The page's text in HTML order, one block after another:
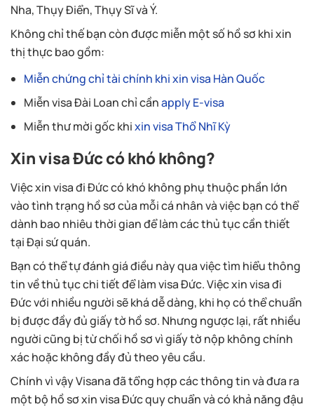
Nha, Thụy Điển, Thụy Sĩ và Ý.
Không chỉ thế bạn còn được miễn một số hồ sơ khi xin
thị thực bao gồm:
Miễn chứng chỉ tài chính khi xin visa Hàn Quốc
Miễn visa Đài Loan chỉ cầnapply E-visa
Miễn thư mời gốc khixin visa Thổ Nhĩ Kỳ
Xin visa Đức có khó không?
Việc xin visa đi Đức có khó không phụ thuộc phần lớn
vào tình trạng hồ sơ của mỗi cá nhân và việc bạn có thể
dành bao nhiêu thời gian để làm các thủ tục cần thiết
tại Đại sứ quán.
Bạn có thể tự đánh giá điều này qua việc tìm hiểu thông
tin về thủ tục chi tiết để làm visa Đức. Việc xin visa đi
Đức với nhiều người sẽ khá dễ dàng, khi họ có thể chuẩn
bị được đầy đủ giấy tờ hồ sơ. Nhưng ngược lại, rất nhiều
người cũng bị từ chối hồ sơ vì giấy tờ nộp không chính
xác hoặc không đầy đủ theo yêu cầu.
Chính vì vậy Visana đã tổng hợp các thông tin và đưa ra
một bộ hồ sơ xin visa Đức quy chuẩn và có khả năng đậu